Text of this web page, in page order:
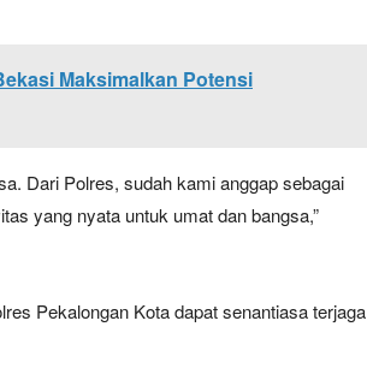
Maksimalkan Potensi
Dari Polres, sudah kami anggap sebagai
yang nyata untuk umat dan bangsa,”
Pekalongan Kota dapat senantiasa terjaga